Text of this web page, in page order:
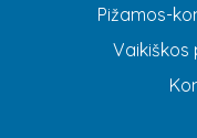
Pižamos-
Vaikiškos